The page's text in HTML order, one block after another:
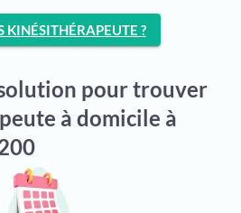
KINÉSITHÉRAPEUTE ?
pour trouver
à domicile à